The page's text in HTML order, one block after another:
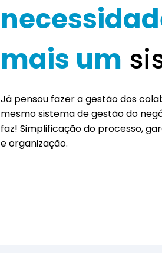
mais um
Já pensou fazer a gestão dos
mesmo sistema de gestão do
faz! Simplificação do processo,
e organização.